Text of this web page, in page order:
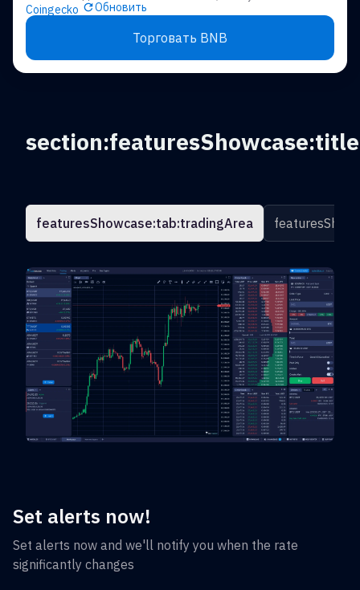
Coingecko
Обновить
Торговать BNB
section:featuresShowcase:title
featuresShowcase:tab:tradingArea
Set alerts now!
Set alerts now and we'll notify you when the rate
significantly changes